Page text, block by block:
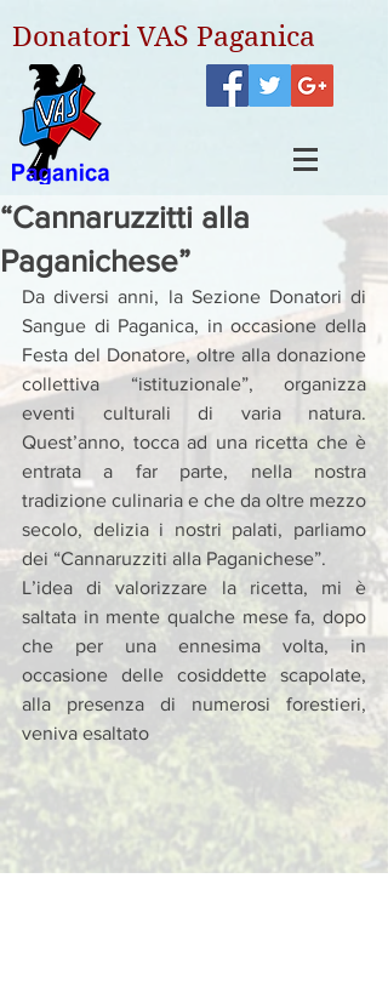
Donatori VAS Paganica
“Cannaruzzitti alla
Paganichese”
Da diversi anni, la Sezione Donatori di
Sangue di Paganica, in occasione della
Festa del Donatore, oltre alla donazione
collettiva “istituzionale”, organizza
eventi culturali di varia natura.
Quest’anno, tocca ad una ricetta che è
entrata a far parte, nella nostra
tradizione culinaria e che da oltre mezzo
secolo, delizia i nostri palati, parliamo
dei “Cannaruzziti alla Paganichese”.
L’idea di valorizzare la ricetta, mi è
saltata in mente qualche mese fa, dopo
che per una ennesima volta, in
occasione delle cosiddette scapolate,
alla presenza di numerosi forestieri,
veniva esaltato